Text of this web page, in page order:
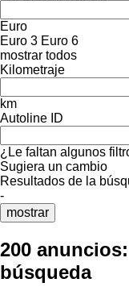
Euro
Euro 3 Euro 6
mostrar todos
Kilometraje
km
Autoline ID
¿Le faltan algunos
Sugiera un cambio
Resultados de la
-
mostrar
200 anuncios:
búsqueda